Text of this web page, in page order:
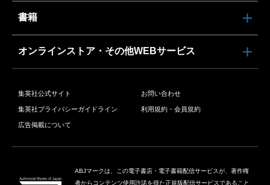
書籍
オンラインストア・その他WEBサービス
集英社公式サイト お問い合わせ
集英社プライバシーガイドライン 利用規約・会員規約
広告掲載について
ABJマークは、この電子書店・電子書籍配信サービスが、著作権
者からコンテンツ使用許諾を得た正規版配信サービスであること